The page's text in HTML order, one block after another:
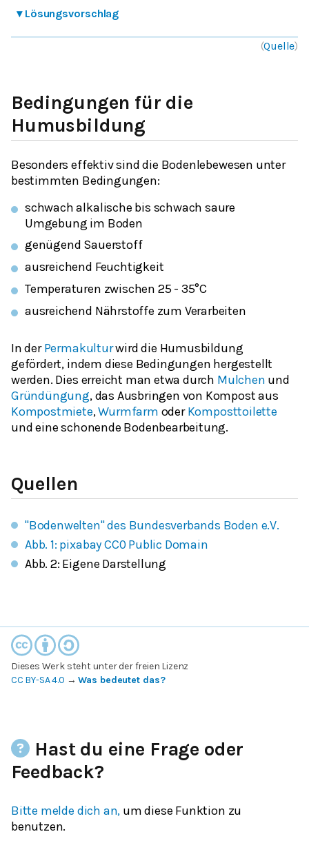
▾ Lösungsvorschlag
(Quelle)
Bedingungen für die
Humusbildung
Besonders effektiv sind die Bodenlebewesen unter
bestimmten Bedingungen:
schwach alkalische bis schwach saure
Umgebung im Boden
genügend Sauerstoff
ausreichend Feuchtigkeit
Temperaturen zwischen 25 - 35°C
ausreichend Nährstoffe zum Verarbeiten
In derPermakulturwird die Humusbildung
gefördert, indem diese Bedingungen hergestellt
werden. Dies erreicht man etwa durch Mulchen und
Gründüngung, das Ausbringen von Kompost aus
Kompostmiete,Wurmfarm oderKomposttoilette
und eine schonende Bodenbearbeitung.
Quellen
"Bodenwelten" des Bundesverbands Boden e.V.
Abb. 1: pixabay CC0 Public Domain
Abb. 2: Eigene Darstellung
Dieses Werk steht unter der freien Lizenz
CC BY-SA 4.0 →Was bedeutet das?
Hast du eine Frage oder
Feedback?
Bitte melde dich an, um diese Funktion zu
benutzen.